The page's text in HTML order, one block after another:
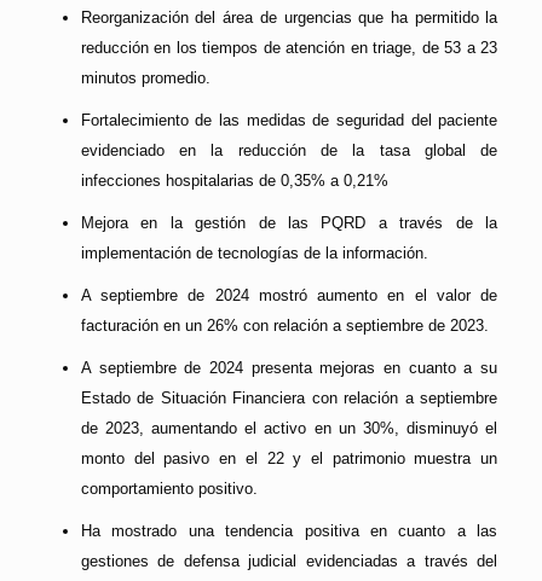
Reorganización del área de urgencias que ha permitido la
reducción en los tiempos de atención en triage, de 53 a 23
minutos promedio.
Fortalecimiento de las medidas de seguridad del paciente
evidenciado en la reducción de la tasa global de
infecciones hospitalarias de 0,35% a 0,21%
Mejora en la gestión de las PQRD a través de la
implementación de tecnologías de la información.
A septiembre de 2024 mostró aumento en el valor de
facturación en un 26% con relación a septiembre de 2023.
A septiembre de 2024 presenta mejoras en cuanto a su
Estado de Situación Financiera con relación a septiembre
de 2023, aumentando el activo en un 30%, disminuyó el
monto del pasivo en el 22 y el patrimonio muestra un
comportamiento positivo.
Ha mostrado una tendencia positiva en cuanto a las
gestiones de defensa judicial evidenciadas a través del